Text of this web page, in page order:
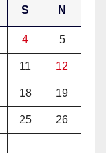
S N
4 5
11 12
18 19
25 26